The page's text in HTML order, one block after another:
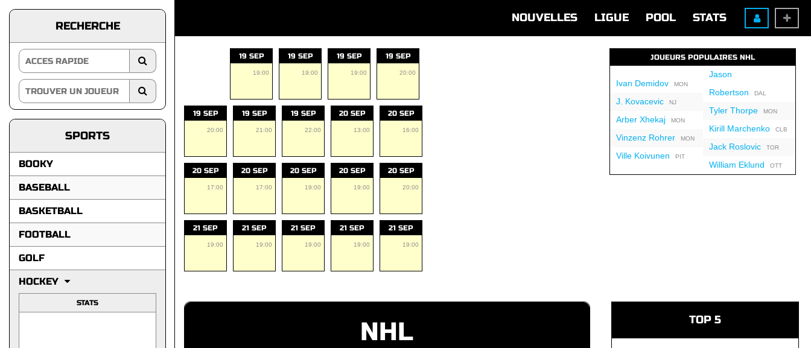
NOUVELLES LIGUE POOL STATS
RECHERCHE
SPORTS
BOOKY
BASEBALL
BASKETBALL
FOOTBALL
GOLF
HOCKEY
STATS
19 SEP
19:00
19 SEP
19:00
19 SEP
19:00
19 SEP
20:00
19 SEP
20:00
19 SEP
21:00
19 SEP
22:00
20 SEP
13:00
20 SEP
16:00
20 SEP
17:00
20 SEP
17:00
20 SEP
19:00
20 SEP
19:00
20 SEP
20:00
21 SEP
19:00
21 SEP
19:00
21 SEP
19:00
21 SEP
19:00
21 SEP
19:00
JOUEURS POPULAIRES NHL
Ivan DemidovMON
J. KovacevicNJ
Arber XhekajMON
Vinzenz RohrerMON
Ville Koivunen PIT
Jason
Robertson DAL
Tyler ThorpeMON
Kirill MarchenkoCLB
Jack RoslovicTOR
William Eklund OTT
NHL TOP 5